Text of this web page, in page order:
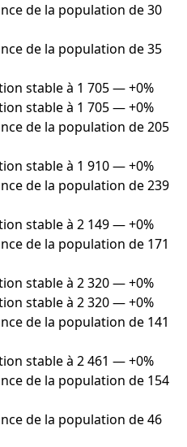
de la population de 30
de la population de 35
stable à 1 705 — +0%
stable à 1 705 — +0%
de la population de 205
stable à 1 910 — +0%
de la population de 239
stable à 2 149 — +0%
de la population de 171
stable à 2 320 — +0%
stable à 2 320 — +0%
de la population de 141
stable à 2 461 — +0%
de la population de 154
de la population de 46